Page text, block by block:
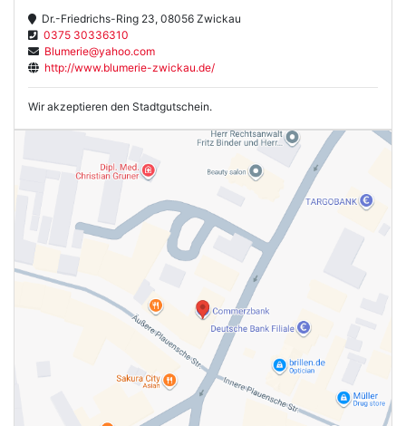
Dr.-Friedrichs-Ring 23, 08056 Zwickau
0375 30336310
Blumerie@yahoo.com
http://www.blumerie-zwickau.de/
Wir akzeptieren den Stadtgutschein.